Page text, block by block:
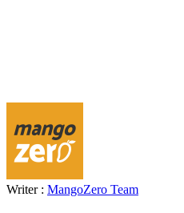
Writer : MangoZero Team